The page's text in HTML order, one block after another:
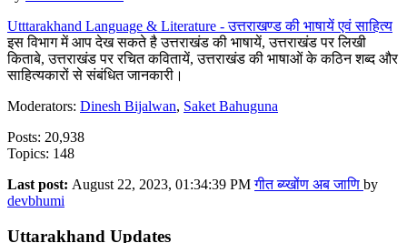
Utttarakhand Language & Literature - उत्तराखण्ड की भाषायें एवं साहित्य
इस विभाग में आप देख सकते है उत्तराखंड की भाषायें, उत्तराखंड पर लिखी
किताबे, उत्तराखंड पर रचित कवितायें, उत्तराखंड की भाषाओं के कठिन शब्द और
साहित्यकारों से संबंधित जानकारी।
Moderators: Dinesh Bijalwan, Saket Bahuguna
Posts: 20,938
Topics: 148
Last post: August 22, 2023, 01:34:39 PMगीत ब्य्खोंण अब जाणि by
devbhumi
Uttarakhand Updates